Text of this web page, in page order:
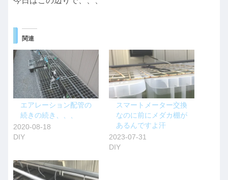
関連
エアレーション配管の
続きの続き、、、
2020-08-18
DIY
スマートメーター交換
なのに前にメダカ棚が
あるんですよ汗
2023-07-31
DIY